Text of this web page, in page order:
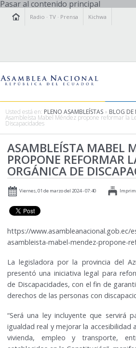
Pasar al contenido principal
Radio ·TV · Prensa Kichwa
LEGISLAMOS
FISCALIZAMOS
TRANSPARENCIA
PRENSA
PARTICIPACIÓN
AGENDA
Usted está en: PLENO ASAMBLEÍSTAS » BLOG DE
Asambleísta Mabel Méndez propone reformar la
Discapacidades
ASAMBLEÍSTA MABEL
PROPONE REFORMAR
ORGÁNICA DE
Viernes, 01 de marzo del 2024 - 07:40
https://www.asambleanacional.gob.ec/
asambleista-mabel-mendez-propone-
La legisladora por la provincia del
presentó una iniciativa legal para
de Discapacidades, con el fin de
derechos de las personas con
“Será una ley incluyente que servirá
igualdad real y mejorar la accesibilidad
vivienda, empleo y transporte,